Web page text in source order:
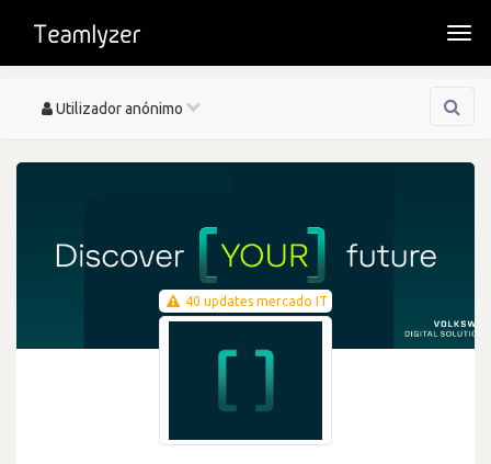
Toggle
Utilizador anónimo
40 updates mercado IT